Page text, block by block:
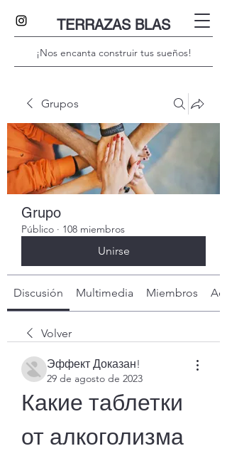
TERRAZAS BLAS
¡Nos encanta construir tus sueños!
Grupos
Grupo
Público · 108 miembros
Unirse
Discusión Multimedia Miembros
Volver
Эффект Доказан!
29 de agosto de 2023
Какие таблетки
от алкоголизма